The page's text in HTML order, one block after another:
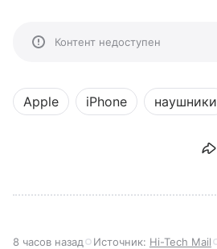
Контент недоступен
Apple iPhone наушники
8 часов назад Источник: Hi-Tech Mail